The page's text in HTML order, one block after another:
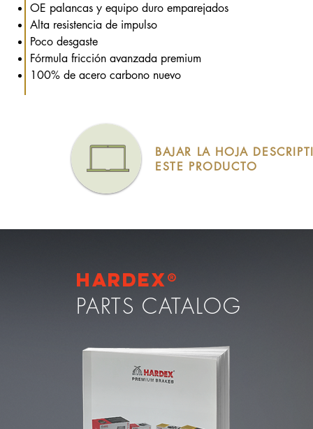
OE palancas y equipo duro emparejados
Alta resistencia de impulso
Poco desgaste
Fórmula fricción avanzada premium
100% de acero carbono nuevo
BAJAR LA HOJA
ESTE PRODUCTO
Hardex®
PARTS CATALOG